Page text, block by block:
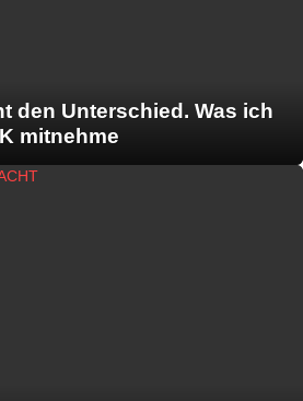
den Unterschied. Was ich
mitnehme